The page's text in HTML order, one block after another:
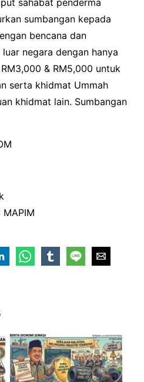
sumbangan kepada
bencana dan
negara dengan hanya
& RM5,000 untuk
serta khidmat Ummah
khidmat lain. Sumbangan
MAPIM